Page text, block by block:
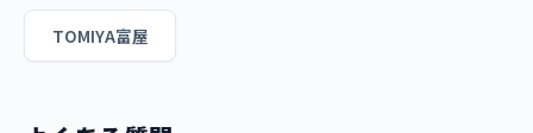
TOMIYA富屋